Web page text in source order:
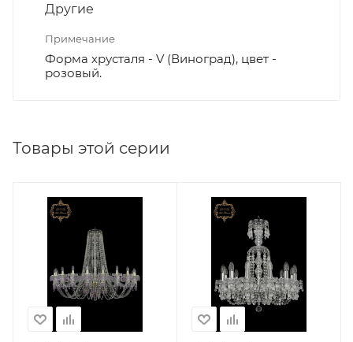
Другие
Примечание
Форма хрусталя - V (Виноград), цвет -
розовый.
Товары этой серии